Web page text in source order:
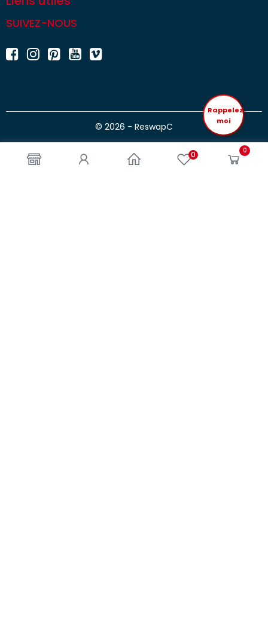
0 0
SUIVEZ-NOUS
© 2026 - ReswapC
Rappelez
moi